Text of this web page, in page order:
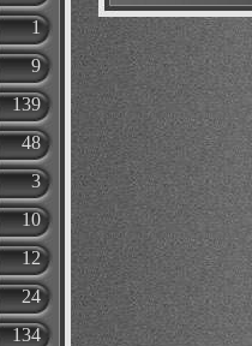
1
9
139
48
3
10
12
24
134